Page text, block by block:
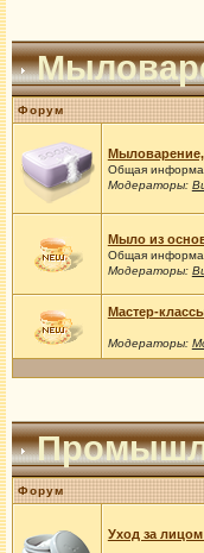
Форум
Общая
Модераторы:
Мыло из
Общая
Модераторы:
Мастер-
Модераторы:
Форум
Уход за